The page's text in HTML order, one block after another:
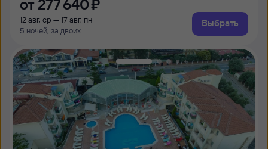
от 277 ⁠640 ⁠₽
12 авг, ср — 17 авг, пн
5 ночей, за двоих
Выбрать